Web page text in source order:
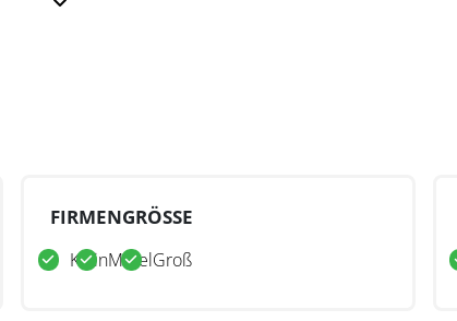
so wie die Vielzahl von Arbeitshilfen und weiteren
FIRMENGRÖSSE
KleinMittelGroß